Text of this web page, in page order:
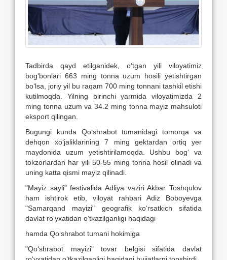
Tadbirda qayd etilganidek, o‘tgan yili viloyatimiz
bog‘bonlari 663 ming tonna uzum hosili yetishtirgan
bo‘lsa, joriy yil bu raqam 700 ming tonnani tashkil etishi
kutilmoqda. Yilning birinchi yarmida viloyatimizda 2
ming tonna uzum va 34.2 ming tonna mayiz mahsuloti
eksport qilingan.
Bugungi kunda Qo‘shrabot tumanidagi tomorqa va
dehqon xo‘jaliklarining 7 ming gektardan ortiq yer
maydonida uzum yetishtirilamoqda. Ushbu bog‘ va
tokzorlardan har yili 50-55 ming tonna hosil olinadi va
uning katta qismi mayiz qilinadi.
"Mayiz sayli" festivalida Adliya vaziri Akbar Toshqulov
ham ishtirok etib, viloyat rahbari Adiz Boboyevga
"Samarqand mayizi" geografik ko‘rsatkich sifatida
davlat ro‘yxatidan o‘tkazilganligi haqidagi
hamda Qo‘shrabot tumani hokimiga
"Qo‘shrabot mayizi" tovar belgisi sifatida davlat